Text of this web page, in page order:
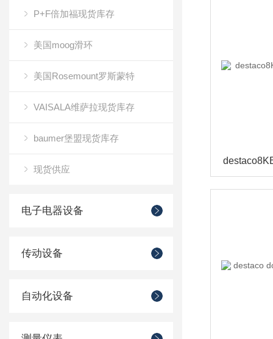
P+F倍加福现货库存
美国moog滑环
美国Rosemount罗斯蒙特
VAISALA维萨拉现货库存
baumer堡盟现货库存
现货供应
电子电器设备
传动设备
自动化设备